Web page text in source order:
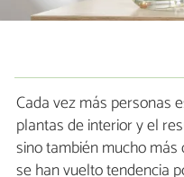
Cada vez más personas
plantas de interior y el
sino también mucho
se han vuelto tendencia